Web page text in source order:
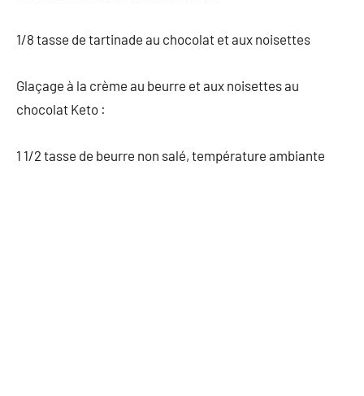
1/8 tasse de tartinade au chocolat et aux noisettes
Glaçage à la crème au beurre et aux noisettes au
chocolat Keto :
1 1/2 tasse de beurre non salé, température ambiante